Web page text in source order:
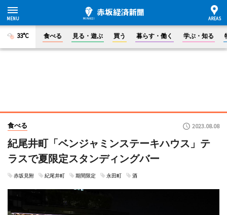
33°C 食べる 見る・遊ぶ 買う 暮らす・働く 学ぶ・知る
食べる 2023.08.08
紀尾井町「ベンジャミンステーキハウス」テ
ラスで夏限定スタンディングバー
赤坂見附 紀尾井町 期間限定 永田町 酒